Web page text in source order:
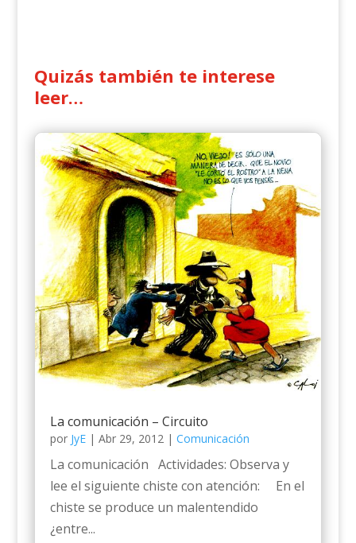
Quizás también te interese
leer…
La comunicación – Circuito
por JyE| Abr 29, 2012| Comunicación
La comunicación Actividades: Observa y
lee el siguiente chiste con atención: En el
chiste se produce un malentendido
¿entre...